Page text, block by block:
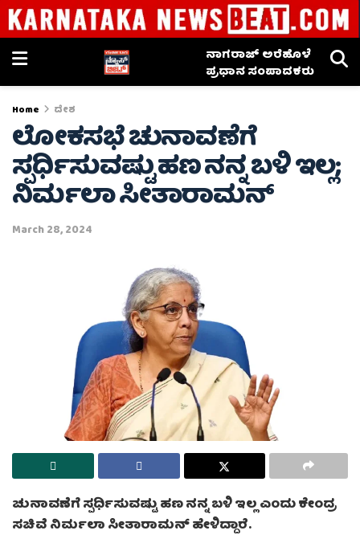
ನಾಗರಾಜ್ ಅರೆಹೊಳೆ
ಪ್ರಧಾನ ಸಂಪಾದಕರು
Home ದೇಶ
ಲೋಕಸಭೆ ಚುನಾವಣೆಗೆ
ಸ್ಪರ್ಧಿಸುವಷ್ಟು ಹಣ ನನ್ನ ಬಳಿ ಇಲ್ಲ;
ನಿರ್ಮಲಾ ಸೀತಾರಾಮನ್
March 28, 2024
ಚುನಾವಣೆಗೆ ಸ್ಪರ್ಧಿಸುವಷ್ಟು ಹಣ ನನ್ನ ಬಳಿ ಇಲ್ಲ ಎಂದು ಕೇಂದ್ರ
ಸಚಿವೆ ನಿರ್ಮಲಾ ಸೀತಾರಾಮನ್ ಹೇಳಿದ್ದಾರೆ.